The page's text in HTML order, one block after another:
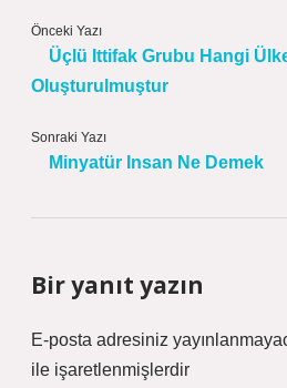
Önceki Yazı
Üçlü Ittifak Grubu Hangi
Oluşturulmuştur
Sonraki Yazı
Minyatür Insan Ne Demek
Bir yanıt yazın
E-posta adresiniz
ile işaretlenmişlerdir